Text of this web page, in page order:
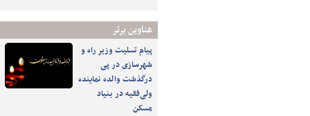
عناوین برتر
پیام تسلیت وزیر راه و
شهرسازی در پی
درگذشت والده نماینده
ولی‌فقیه در بنیاد
مسکن